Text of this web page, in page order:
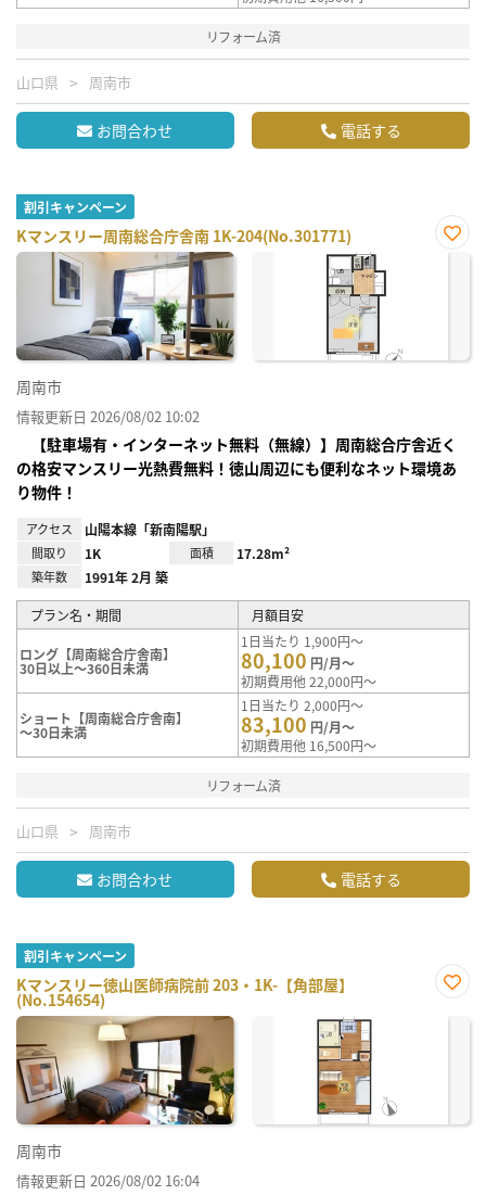
リフォーム済
山口県 周南市
お問合わせ 電話する
割引キャンペーン
Kマンスリー周南総合庁舎南 1K-204(No.301771)
お気
周南市
情報更新日 2026/08/02 10:02
【駐車場有・インターネット無料（無線）】周南総合庁舎近く
の格安マンスリー光熱費無料！徳山周辺にも便利なネット環境あ
り物件！
アクセス 山陽本線「新南陽駅」
間取り 1K 面積 17.28m²
築年数 1991年 2月 築
プラン名・期間 月額目安
ロング【周南総合庁舎南】
30日以上～360日未満
1日当たり 1,900円～
80,100 円/月～
初期費用他 22,000円～
ショート【周南総合庁舎南】
～30日未満
1日当たり 2,000円～
83,100 円/月～
初期費用他 16,500円～
リフォーム済
山口県 周南市
お問合わせ 電話する
割引キャンペーン
Kマンスリー徳山医師病院前 203・1K-【角部屋】
(No.154654)
に入
周南市
情報更新日 2026/08/02 16:04